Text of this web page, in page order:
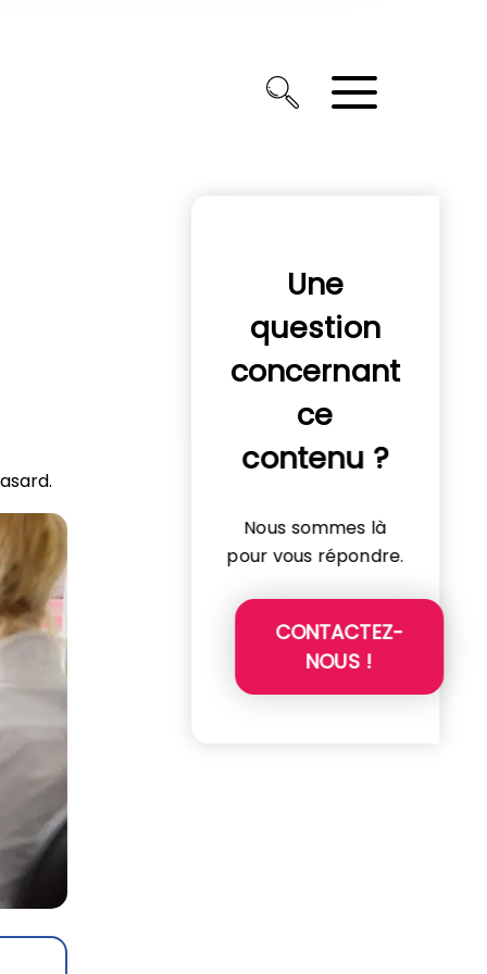
Une
question
concernant
ce
contenu ?
Nous sommes là
pour vous répondre.
CONTACTEZ-
NOUS !